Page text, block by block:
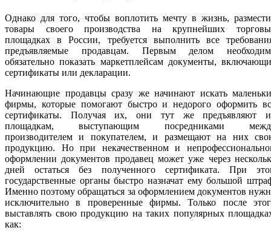
Однако для того, чтобы воплотить мечту в жизнь,
товары своего производства на крупнейших
площадках в России, требуется выполнить все
предъявляемые продавцам. Первым делом
обязательно показать маркетплейсам документы,
сертификаты или декларации.
Начинающие продавцы сразу же начинают искать
фирмы, которые помогают быстро и недорого оформить
сертификаты. Получая их, они тут же предъявляют
площадкам, выступающим посредниками
производителем и покупателем, и размещают на них
продукцию. Но при некачественном и
оформлении документов продавец может уже через
дней остаться без полученного сертификата. При
государственные органы быстро назначат ему большой
Именно поэтому обращаться за оформлением документов
исключительно в проверенные фирмы. Только после
выставлять свою продукцию на таких популярных
как: